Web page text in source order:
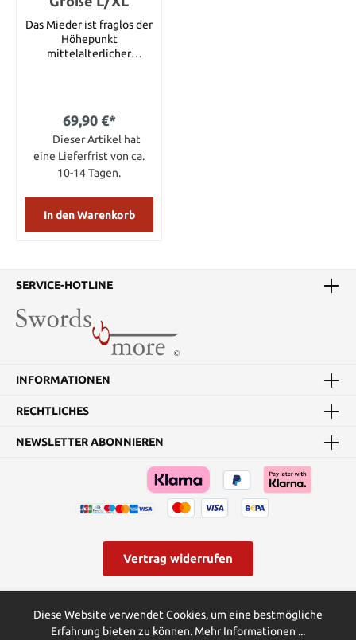
Das Mieder ist fraglos der
Höhepunkt
mittelalterlicher
und betont seine
Formen. Mit
Schnürungen an Front
und Schultern lässt es
sich individuell anpassen
und vielfältig
kombinieren. Ein
ziert Dekolletee und
Mieders. Material Echtes
Wildleder Mieder
einteilig ohne sonstige
Kostümteile und
Accessoires Klicken Sie
Größentabellen zu
Hutgrößen.
69,90 €*
Dieser Artikel hat
eine Lieferfrist von ca.
10-14 Tagen.
In den Warenkorb
SERVICE-HOTLINE
INFORMATIONEN
RECHTLICHES
NEWSLETTER ABONNIEREN
Vertrag widerrufen
ggf. Nachnahmegebühren, wenn nicht anders angegeben.
Diese Website verwendet Cookies, um eine bestmögliche
Erfahrung bieten zu können. Mehr Informationen ...